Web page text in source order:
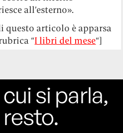
all’esterno».
questo articolo è apparsa
“I libri del mese“]
si parla,